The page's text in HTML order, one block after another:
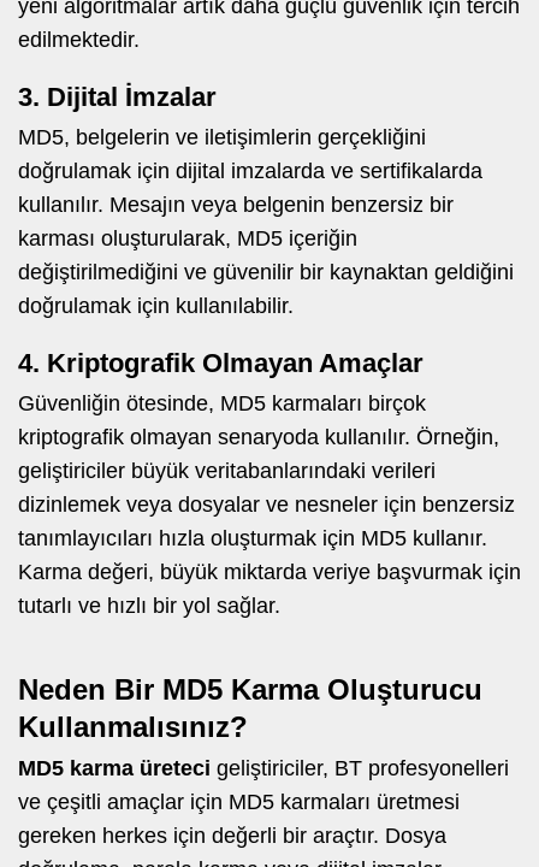
yeni algoritmalar artık daha güçlü güvenlik için tercih
edilmektedir.
3. Dijital İmzalar
MD5, belgelerin ve iletişimlerin gerçekliğini
doğrulamak için dijital imzalarda ve sertifikalarda
kullanılır. Mesajın veya belgenin benzersiz bir
karması oluşturularak, MD5 içeriğin
değiştirilmediğini ve güvenilir bir kaynaktan geldiğini
doğrulamak için kullanılabilir.
4. Kriptografik Olmayan Amaçlar
Güvenliğin ötesinde, MD5 karmaları birçok
kriptografik olmayan senaryoda kullanılır. Örneğin,
geliştiriciler büyük veritabanlarındaki verileri
dizinlemek veya dosyalar ve nesneler için benzersiz
tanımlayıcıları hızla oluşturmak için MD5 kullanır.
Karma değeri, büyük miktarda veriye başvurmak için
tutarlı ve hızlı bir yol sağlar.
Neden Bir MD5 Karma Oluşturucu
Kullanmalısınız?
MD5 karma üreteci geliştiriciler, BT profesyonelleri
ve çeşitli amaçlar için MD5 karmaları üretmesi
gereken herkes için değerli bir araçtır. Dosya